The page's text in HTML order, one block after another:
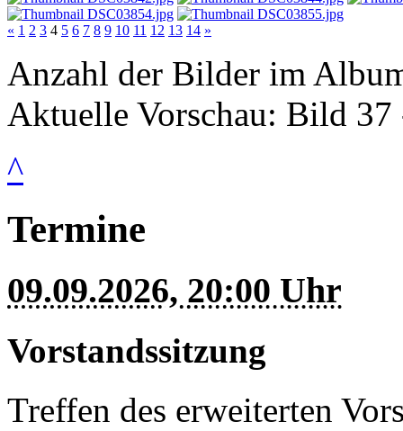
« 1 2 3 4 5 6 7 8 9 10 11 12 13 14 »
Anzahl der Bilder im
Aktuelle Vorschau: Bild 37
^
Termine
09.09.2026, 20:00 Uhr
Vorstandssitzung
Treffen des erweiterten